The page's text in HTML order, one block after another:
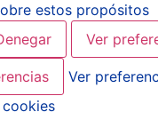
estos propósitos
Ver
Ver